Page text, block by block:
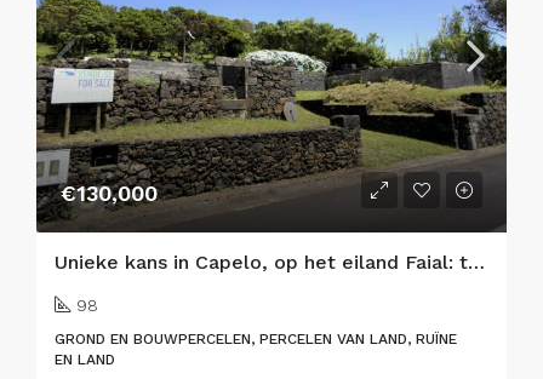
€130,000
Unieke kans in Capelo, op het eiland Faial: twee aangrenzende bouwkavels in de bebouwde kom met uitzicht op zee en traditionele charme
98
GROND EN BOUWPERCELEN, PERCELEN VAN LAND, RUÏNE
EN LAND